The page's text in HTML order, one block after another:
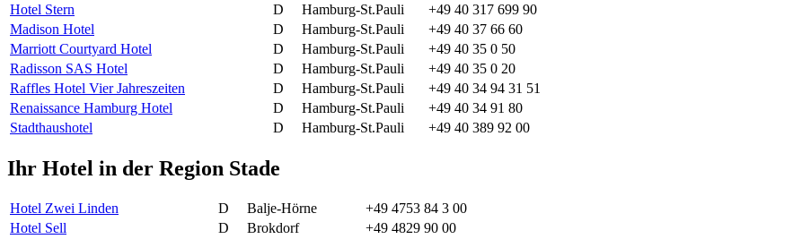
Hotel Stern
D Hamburg-St.Pauli
+49 40 317 699 90
Madison Hotel
D Hamburg-St.Pauli
+49 40 37 66 60
Marriott Courtyard Hotel
D Hamburg-St.Pauli
+49 40 35 0 50
Radisson SAS Hotel
D Hamburg-St.Pauli
+49 40 35 0 20
Raffles Hotel Vier Jahreszeiten
D Hamburg-St.Pauli
+49 40 34 94 31 51
Renaissance Hamburg Hotel
D Hamburg-St.Pauli
+49 40 34 91 80
Stadthaushotel
D Hamburg-St.Pauli +49 40 389 92 00
Ihr Hotel in der Region Stade
Hotel Zwei Linden D Balje-Hörne
+49 4753 84 3 00
Hotel Sell
D Brokdorf
+49 4829 90 00